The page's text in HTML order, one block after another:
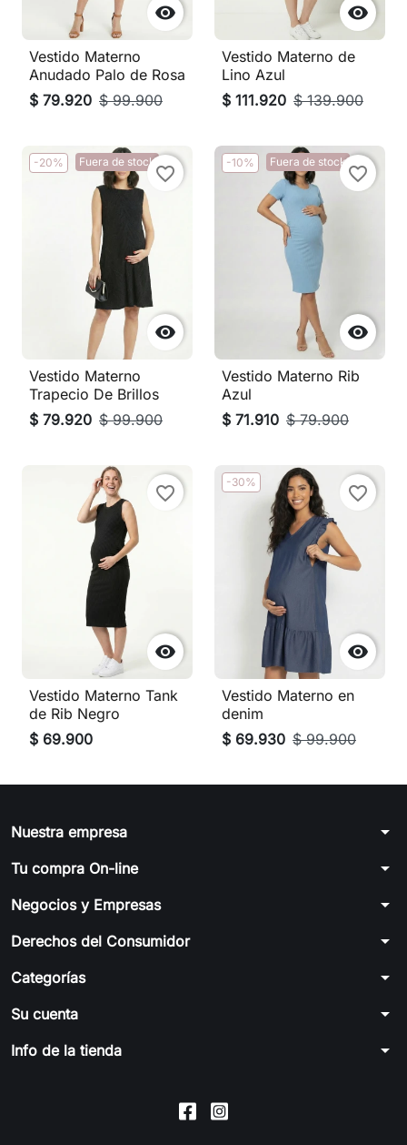

Vestido Materno
Anudado Palo de Rosa
$ 79.920 $ 99.900

Vestido Materno de
Lino Azul
$ 111.920 $ 139.900
-20% Fuera de stock

favorite_border
Vestido Materno
Trapecio De Brillos
$ 79.920 $ 99.900
-10% Fuera de stock

favorite_border
Vestido Materno Rib
Azul
$ 71.910 $ 79.900

favorite_border
Vestido Materno Tank
de Rib Negro
$ 69.900
-30%

favorite_border
Vestido Materno en
denim
$ 69.930 $ 99.900
Nuestra empresa arrow_drop_down
Tu compra On-line arrow_drop_down
Negocios y Empresas arrow_drop_down
Derechos del Consumidor arrow_drop_down
Categorías arrow_drop_down
Su cuenta arrow_drop_down
Info de la tienda arrow_drop_down